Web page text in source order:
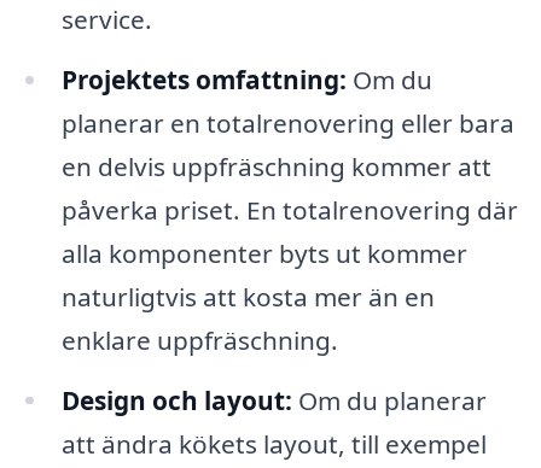
service.
Projektets omfattning: Om du
planerar en totalrenovering eller bara
en delvis uppfräschning kommer att
påverka priset. En totalrenovering där
alla komponenter byts ut kommer
naturligtvis att kosta mer än en
enklare uppfräschning.
Design och layout: Om du planerar
att ändra kökets layout, till exempel